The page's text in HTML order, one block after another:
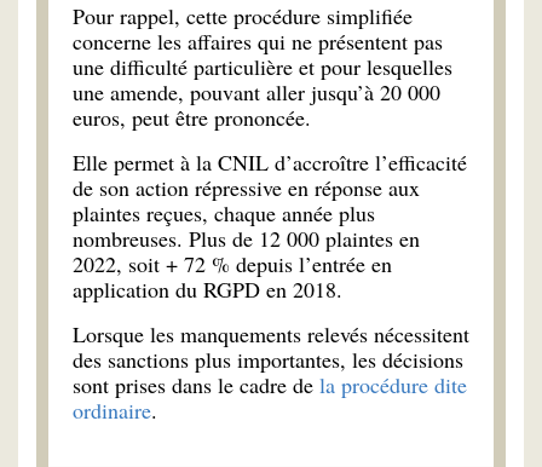
Pour rappel, cette procédure simplifiée
concerne les affaires qui ne présentent pas
une difficulté particulière et pour lesquelles
une amende, pouvant aller jusqu’à 20 000
euros, peut être prononcée.
Elle permet à la CNIL d’accroître l’efficacité
de son action répressive en réponse aux
plaintes reçues, chaque année plus
nombreuses. Plus de 12 000 plaintes en
2022, soit + 72 % depuis l’entrée en
application du RGPD en 2018.
Lorsque les manquements relevés nécessitent
des sanctions plus importantes, les décisions
sont prises dans le cadre de la procédure dite
ordinaire.